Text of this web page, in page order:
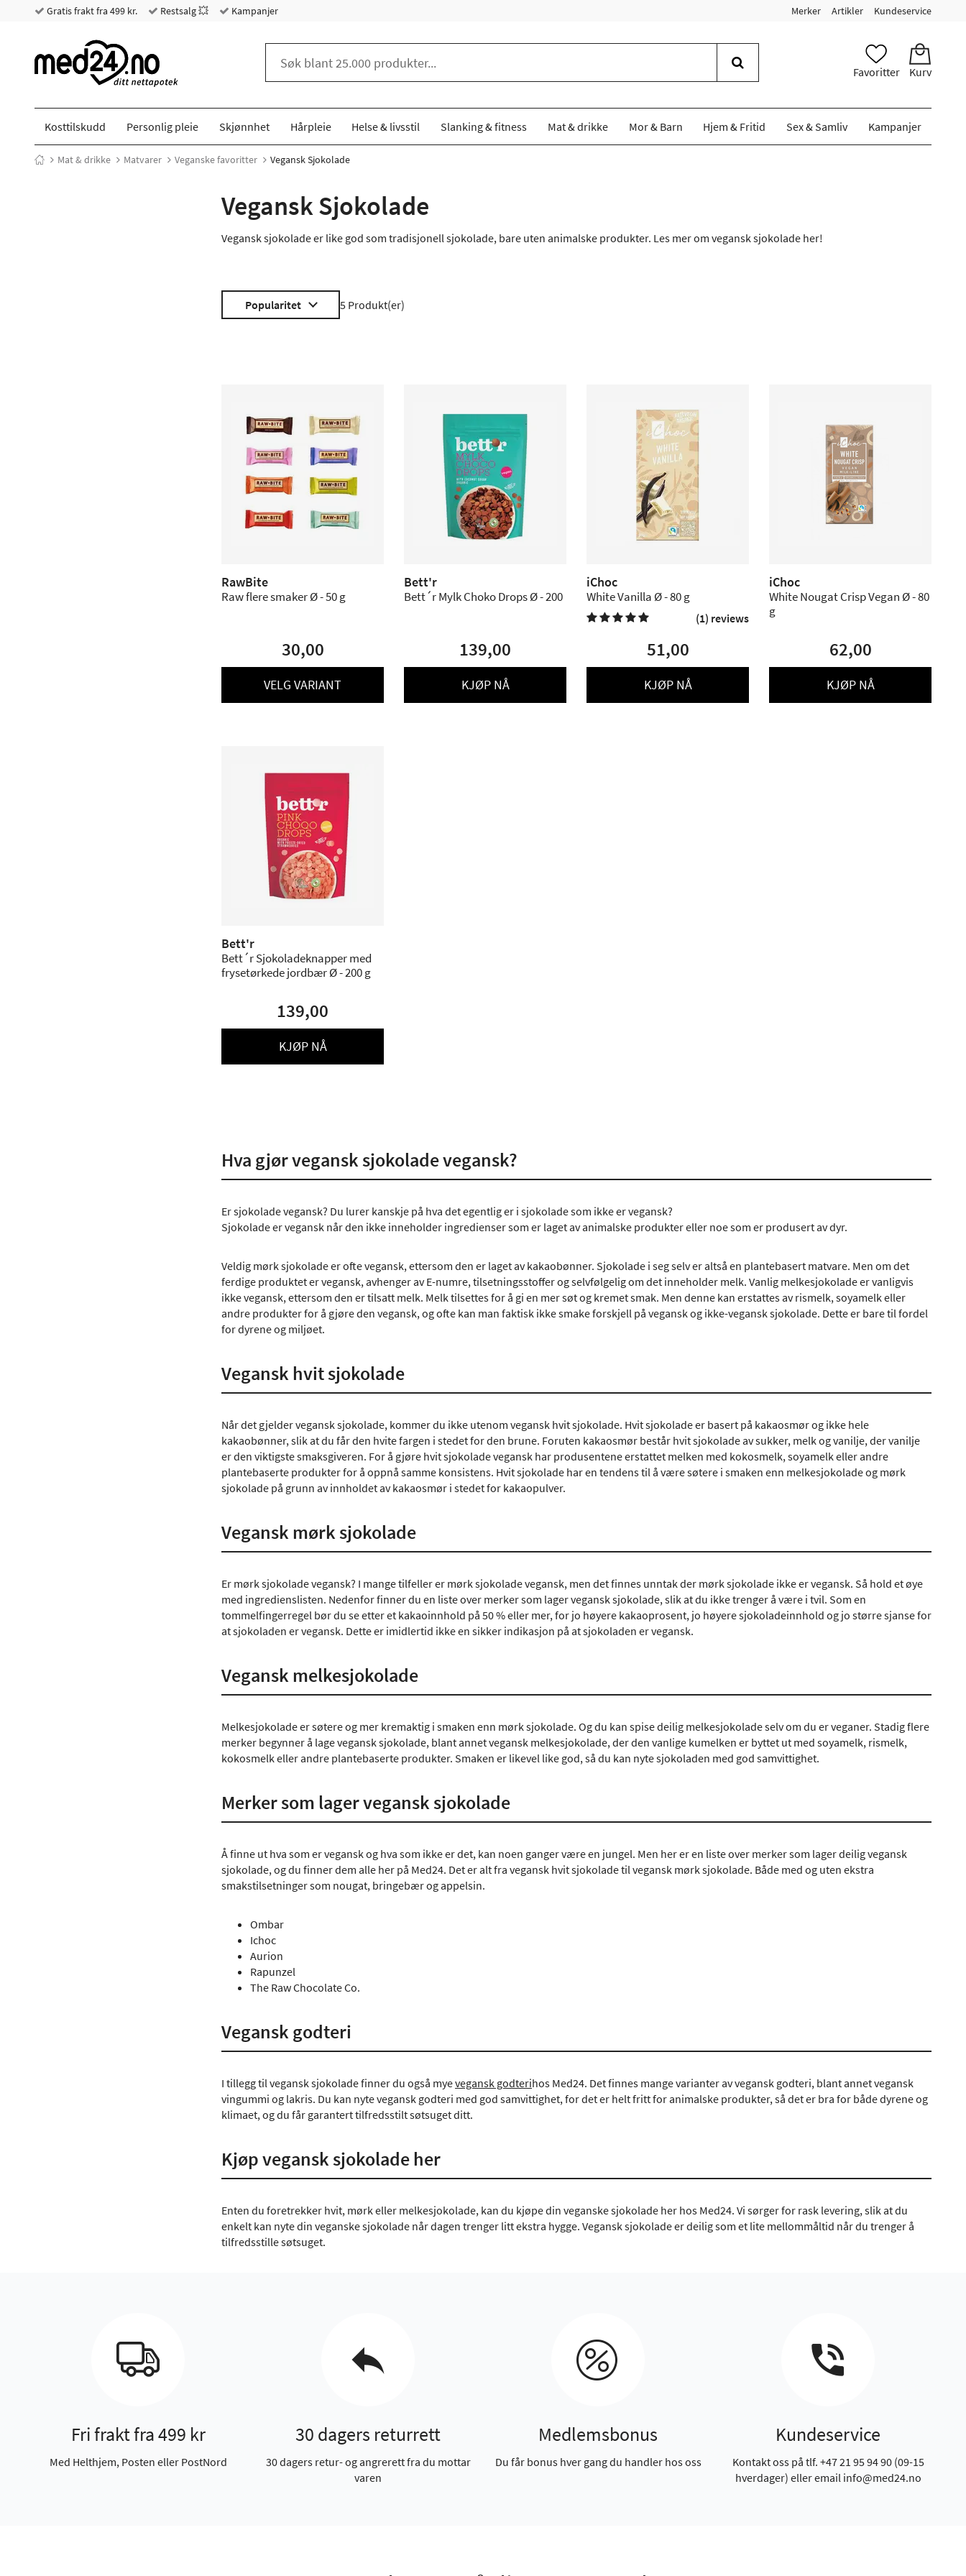
Gratis frakt fra 499 kr. Restsalg 💥 Kampanjer Merker Artikler Kundeservice
Favoritter Kurv
Kosttilskudd Personlig pleie Skjønnhet Hårpleie Helse & livsstil Slanking & fitness Mat & drikke Mor & Barn Hjem & Fritid Sex & Samliv Kampanjer
Mat & drikke Matvarer Veganske favoritter Vegansk Sjokolade
Vegansk Sjokolade
Vegansk sjokolade er like god som tradisjonell sjokolade, bare uten animalske produkter. Les mer om vegansk sjokolade her!
Popularitet 5 Produkt(er)
RawBite
Raw flere smaker Ø - 50 g
30,00
VELG VARIANT
Bett'r
Bett´r Mylk Choko Drops Ø - 200
139,00
KJØP NÅ
iChoc
White Vanilla Ø - 80 g
 (1) reviews
51,00
KJØP NÅ
iChoc
White Nougat Crisp Vegan Ø - 80
g
62,00
KJØP NÅ
Bett'r
Bett´r Sjokoladeknapper med
frysetørkede jordbær Ø - 200 g
139,00
KJØP NÅ
Hva gjør vegansk sjokolade vegansk?
Er sjokolade vegansk? Du lurer kanskje på hva det egentlig er i sjokolade som ikke er vegansk?
Sjokolade er vegansk når den ikke inneholder ingredienser som er laget av animalske produkter eller noe som er produsert av dyr.
Veldig mørk sjokolade er ofte vegansk, ettersom den er laget av kakaobønner. Sjokolade i seg selv er altså en plantebasert matvare. Men om det
ferdige produktet er vegansk, avhenger av E-numre, tilsetningsstoffer og selvfølgelig om det inneholder melk. Vanlig melkesjokolade er vanligvis
ikke vegansk, ettersom den er tilsatt melk. Melk tilsettes for å gi en mer søt og kremet smak. Men denne kan erstattes av rismelk, soyamelk eller
andre produkter for å gjøre den vegansk, og ofte kan man faktisk ikke smake forskjell på vegansk og ikke-vegansk sjokolade. Dette er bare til fordel
for dyrene og miljøet.
Vegansk hvit sjokolade
Når det gjelder vegansk sjokolade, kommer du ikke utenom vegansk hvit sjokolade. Hvit sjokolade er basert på kakaosmør og ikke hele
kakaobønner, slik at du får den hvite fargen i stedet for den brune. Foruten kakaosmør består hvit sjokolade av sukker, melk og vanilje, der vanilje
er den viktigste smaksgiveren. For å gjøre hvit sjokolade vegansk har produsentene erstattet melken med kokosmelk, soyamelk eller andre
plantebaserte produkter for å oppnå samme konsistens. Hvit sjokolade har en tendens til å være søtere i smaken enn melkesjokolade og mørk
sjokolade på grunn av innholdet av kakaosmør i stedet for kakaopulver.
Vegansk mørk sjokolade
Er mørk sjokolade vegansk? I mange tilfeller er mørk sjokolade vegansk, men det finnes unntak der mørk sjokolade ikke er vegansk. Så hold et øye
med ingredienslisten. Nedenfor finner du en liste over merker som lager vegansk sjokolade, slik at du ikke trenger å være i tvil. Som en
tommelfingerregel bør du se etter et kakaoinnhold på 50 % eller mer, for jo høyere kakaoprosent, jo høyere sjokoladeinnhold og jo større sjanse for
at sjokoladen er vegansk. Dette er imidlertid ikke en sikker indikasjon på at sjokoladen er vegansk.
Vegansk melkesjokolade
Melkesjokolade er søtere og mer kremaktig i smaken enn mørk sjokolade. Og du kan spise deilig melkesjokolade selv om du er veganer. Stadig flere
merker begynner å lage vegansk sjokolade, blant annet vegansk melkesjokolade, der den vanlige kumelken er byttet ut med soyamelk, rismelk,
kokosmelk eller andre plantebaserte produkter. Smaken er likevel like god, så du kan nyte sjokoladen med god samvittighet.
Merker som lager vegansk sjokolade
Å finne ut hva som er vegansk og hva som ikke er det, kan noen ganger være en jungel. Men her er en liste over merker som lager deilig vegansk
sjokolade, og du finner dem alle her på Med24. Det er alt fra vegansk hvit sjokolade til vegansk mørk sjokolade. Både med og uten ekstra
smakstilsetninger som nougat, bringebær og appelsin.
Ombar
Ichoc
Aurion
Rapunzel
The Raw Chocolate Co.
Vegansk godteri
I tillegg til vegansk sjokolade finner du også myevegansk godterihos Med24. Det finnes mange varianter av vegansk godteri, blant annet vegansk
vingummi og lakris. Du kan nyte vegansk godteri med god samvittighet, for det er helt fritt for animalske produkter, så det er bra for både dyrene og
klimaet, og du får garantert tilfredsstilt søtsuget ditt.
Kjøp vegansk sjokolade her
Enten du foretrekker hvit, mørk eller melkesjokolade, kan du kjøpe din veganske sjokolade her hos Med24. Vi sørger for rask levering, slik at du
enkelt kan nyte din veganske sjokolade når dagen trenger litt ekstra hygge. Vegansk sjokolade er deilig som et lite mellommåltid når du trenger å
tilfredsstille søtsuget.
Fri frakt fra 499 kr
Med Helthjem, Posten eller PostNord
30 dagers returrett
30 dagers retur- og angrerett fra du mottar
varen
Medlemsbonus
Du får bonus hver gang du handler hos oss
Kundeservice
Kontakt oss på tlf. +47 21 95 94 90 (09-15
hverdager) eller email info@med24.no